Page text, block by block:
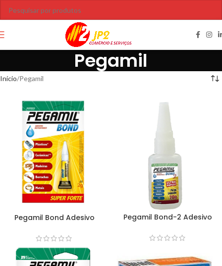
Pegamil
Início Pegamil
Pegamil Bond Adesivo
Pegamil Bond-2 Adesivo